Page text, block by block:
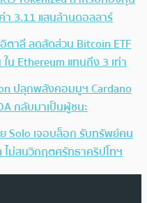
า 3.11 แสนล้านดอลลาร์
าลี ลดสัดส่วน Bitcoin ETF
น Ethereum แทนถึง 3 เท่า
ปลุกพลังคอมมูฯ Cardano
กลับมาเป็นผู้ชนะ
Solo เจอบล็อก รับทรัพย์คน
ไม่สนวิกฤตศรัทธาคริปโทฯ